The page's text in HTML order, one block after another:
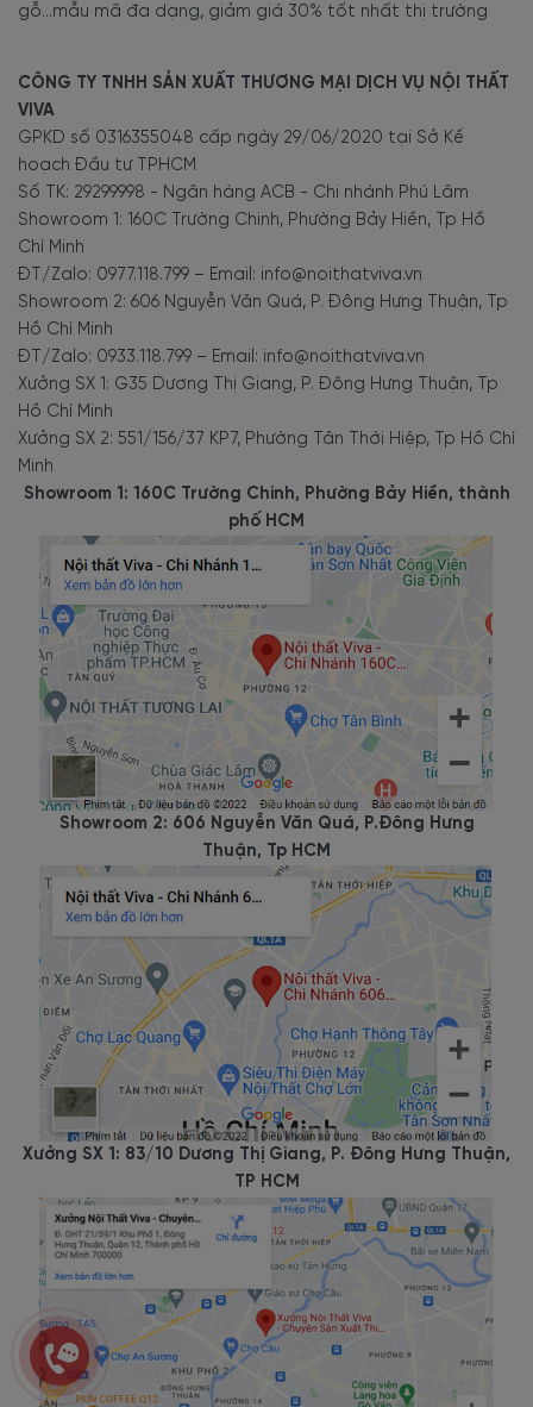
gỗ...mẫu mã đa dạng, giảm giá 30% tốt nhất thị trường
CÔNG TY TNHH SẢN XUẤT THƯƠNG MẠI DỊCH VỤ NỘI THẤT
VIVA
GPKD số 0316355048 cấp ngày 29/06/2020 tại Sở Kế
hoạch Đầu tư TPHCM
Số TK: 29299998 - Ngân hàng ACB - Chi nhánh Phú Lâm
Showroom 1: 160C Trường Chinh, Phường Bảy Hiền, Tp Hồ
Chí Minh
ĐT/Zalo: 0977.118.799 – Email: info@noithatviva.vn
Showroom 2: 606 Nguyễn Văn Quá, P. Đông Hưng Thuận, Tp
Hồ Chí Minh
ĐT/Zalo: 0933.118.799 – Email: info@noithatviva.vn
Xưởng SX 1: G35 Dương Thị Giang, P. Đông Hưng Thuận, Tp
Hồ Chí Minh
Xưởng SX 2: 551/156/37 KP7, Phường Tân Thới Hiệp, Tp Hồ Chí
Minh
Showroom 1: 160C Trường Chinh, Phường Bảy Hiền, thành
phố HCM
Showroom 2: 606 Nguyễn Văn Quá, P.Đông Hưng
Thuận, Tp HCM
Xưởng SX 1: 83/10 Dương Thị Giang, P. Đông Hưng Thuận,
TP HCM